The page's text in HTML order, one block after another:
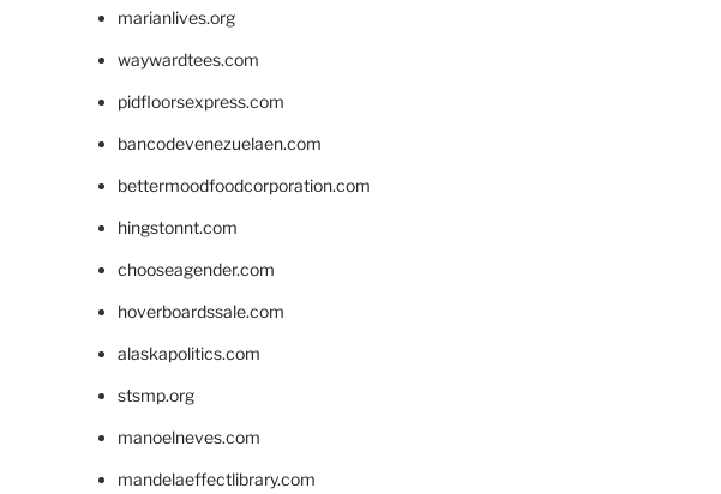
marianlives.org
waywardtees.com
pidfloorsexpress.com
bancodevenezuelaen.com
bettermoodfoodcorporation.com
hingstonnt.com
chooseagender.com
hoverboardssale.com
alaskapolitics.com
stsmp.org
manoelneves.com
mandelaeffectlibrary.com